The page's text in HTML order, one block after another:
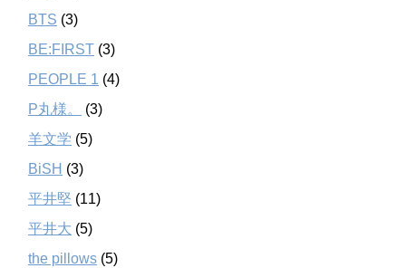
BTS (3)
BE:FIRST (3)
PEOPLE 1 (4)
P丸様。
(3)
羊文学 (5)
BiSH (3)
平井堅 (11)
平井大 (5)
the pillows (5)